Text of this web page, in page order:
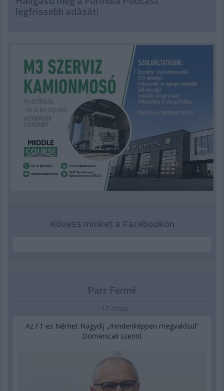
legfrissebb adását!
Kövess minket a Facebookon
Parc Fermé
17 órája
Az F1-es Német Nagydíj „mindenképpen megvalósul”
Domenicali szerint